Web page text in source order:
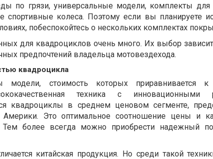
по грязи, универсальные модели, комплекты для
спортивные колеса. Поэтому если вы планируете
побеспокойтесь о нескольких комплектах
для квадроциклов очень много. Их выбор
предпочтений владельца мотовездехода.
квадроцикла
модели, стоимость которых приравнивается к
техника с инновационными
квадроциклы в среднем ценовом сегменте,
Это оптимальное соотношение цены и
Тем более всегда можно приобрести надежный
китайская продукция. Но среди такой